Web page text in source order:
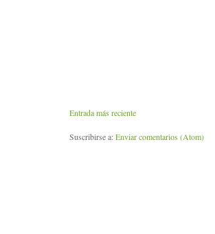
Entrada más reciente
Suscribirse a:Enviar comentarios (Atom)